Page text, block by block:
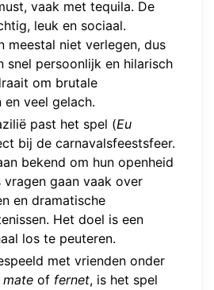
vaak met tequila. De
leuk en sociaal.
meestal niet verlegen, dus
snel persoonlijk en hilarisch
om brutale
en veel gelach.
past het spel (Eu
bij de carnavalsfeestsfeer.
bekend om hun openheid
vragen gaan vaak over
en dramatische
Het doel is een
los te peuteren.
met vrienden onder
mate of fernet, is het spel